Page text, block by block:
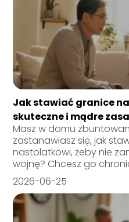
Jak stawiać granice
skuteczne i mądre
Masz w domu
zastanawiasz się, jak
nastolatkowi, żeby nie
wojnę? Chcesz go
2026-06-25